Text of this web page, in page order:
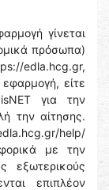
γίνεται
πρόσωπα)
edla.hcg.gr,
είτε
για την
την αίτησης.
help/
με την
εξωτερικούς
επιπλέον